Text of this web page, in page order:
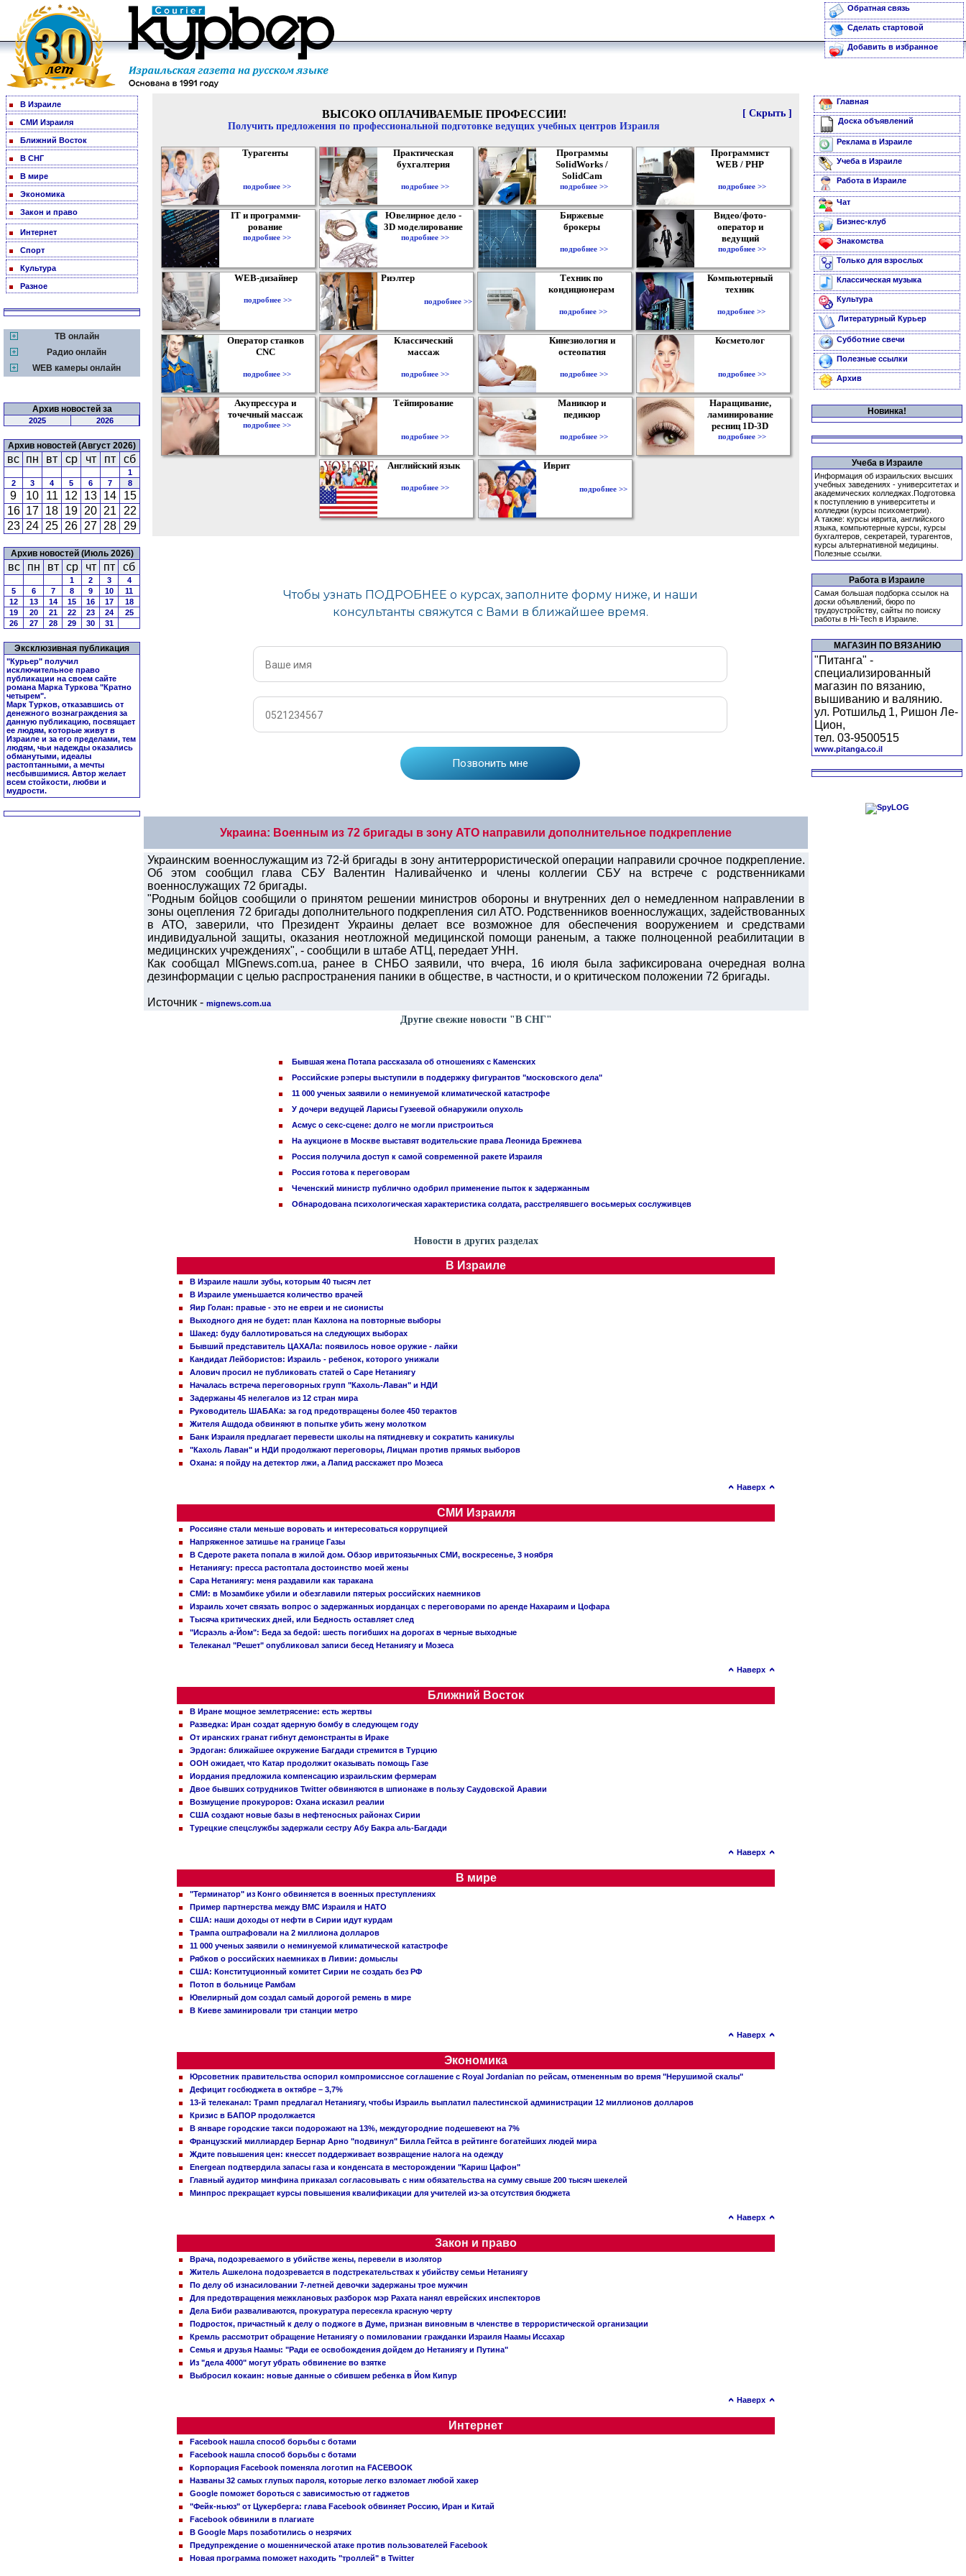
Обратная связь
Сделать стартовой
Добавить в избранное
В Израиле
СМИ Израиля
Ближний Восток
В СНГ
В мире
Экономика
Закон и право
Интернет
Спорт
Культура
Разное
ТВ онлайн
Радио онлайн
WEB камеры онлайн
Архив новостей за
2025 2026
Архив новостей (Август 2026)
вс пн вт ср чт пт сб
1
2
3 4 5 6 7 8
9 10 11 12 13 14
15
16 17 18 19 20 21
22
23 24 25 26 27 28 29
Архив новостей (Июль 2026)
вс пн вт ср чт пт сб
1 2 3
4
5
6 7 8 9 10
11
12
13 14 15 16 17
18
19
20 21 22 23 24
25
26
27 28 29 30 31
Эксклюзивная публикация
"Курьер" получил
исключительное право
публикации на своем сайте
романа Марка Туркова "Кратно
четырем".
Марк Турков, отказавшись от
денежного вознаграждения за
данную публикацию, посвящает
ее людям, которые живут в
Израиле и за его пределами, тем
людям, чьи надежды оказались
обманутыми, идеалы
растоптанными, а мечты
несбывшимися. Автор желает
всем стойкости, любви и
мудрости.
[ Скрыть ]
ВЫСОКО ОПЛАЧИВАЕМЫЕ ПРОФЕССИИ!
Получить предложения по профессиональной подготовке ведущих учебных центров Израиля
Турагенты
подробнее >>
Практическая
бухгалтерия
подробнее >>
Программы
SolidWorks /
SolidCam
подробнее >>
Программист
WEB / PHP
подробнее >>
IT и программи-
рование
подробнее >>
Ювелирное дело -
3D моделирование
подробнее >>
Биржевые
брокеры
подробнее >>
Видео/фото-
оператор и
ведущий
подробнее >>
WEB-дизайнер
подробнее >>
Риэлтер
подробнее >>
Техник по
кондиционерам
подробнее >>
Компьютерный
техник
подробнее >>
Оператор станков
CNC
подробнее >>
Классический
массаж
подробнее >>
Кинезиология и
остеопатия
подробнее >>
Косметолог
подробнее >>
Акупрессура и
точечный массаж
подробнее >>
Тейпирование
подробнее >>
Маникюр и
педикюр
подробнее >>
Наращивание,
ламинирование
ресниц 1D-3D
подробнее >>
Английский язык
подробнее >>
Иврит
подробнее >>
Украина: Военным из 72 бригады в зону АТО направили дополнительное подкрепление
Украинским военнослужащим из 72-й бригады в зону антитеррористической операции направили срочное подкрепление.
Об этом сообщил глава СБУ Валентин Наливайченко и члены коллегии СБУ на встрече с родственниками
военнослужащих 72 бригады.
"Родным бойцов сообщили о принятом решении министров обороны и внутренних дел о немедленном направлении в
зоны оцепления 72 бригады дополнительного подкрепления сил АТО. Родственников военнослужащих, задействованных
в АТО, заверили, что Президент Украины делает все возможное для обеспечения вооружением и средствами
индивидуальной защиты, оказания неотложной медицинской помощи раненым, а также полноценной реабилитации в
медицинских учреждениях", - сообщили в штабе АТЦ, передает УНН.
Как сообщал MIGnews.com.ua, ранее в СНБО заявили, что вчера, 16 июля была зафиксирована очередная волна
дезинформации с целью распространения паники в обществе, в частности, и о критическом положении 72 бригады.
Источник - mignews.com.ua
Другие свежие новости "В СНГ"
Бывшая жена Потапа рассказала об отношениях с Каменских
Российские рэперы выступили в поддержку фигурантов "московского дела"
11 000 ученых заявили о неминуемой климатической катастрофе
У дочери ведущей Ларисы Гузеевой обнаружили опухоль
Асмус о секс-сцене: долго не могли пристроиться
На аукционе в Москве выставят водительские права Леонида Брежнева
Россия получила доступ к самой современной ракете Израиля
Россия готова к переговорам
Чеченский министр публично одобрил применение пыток к задержанным
Обнародована психологическая характеристика солдата, расстрелявшего восьмерых сослуживцев
Новости в других разделах
В Израиле
В Израиле нашли зубы, которым 40 тысяч лет
В Израиле уменьшается количество врачей
Яир Голан: правые - это не евреи и не сионисты
Выходного дня не будет: план Кахлона на повторные выборы
Шакед: буду баллотироваться на следующих выборах
Бывший представитель ЦАХАЛа: появилось новое оружие - лайки
Кандидат Лейбористов: Израиль - ребенок, которого унижали
Алович просил не публиковать статей о Саре Нетаниягу
Началась встреча переговорных групп "Кахоль-Лаван" и НДИ
Задержаны 45 нелегалов из 12 стран мира
Руководитель ШАБАКа: за год предотвращены более 450 терактов
Жителя Ашдода обвиняют в попытке убить жену молотком
Банк Израиля предлагает перевести школы на пятидневку и сократить каникулы
"Кахоль Лаван" и НДИ продолжают переговоры, Лицман против прямых выборов
Охана: я пойду на детектор лжи, а Лапид расскажет про Мозеса
Наверх
СМИ Израиля
Россияне стали меньше воровать и интересоваться коррупцией
Напряженное затишье на границе Газы
В Сдероте ракета попала в жилой дом. Обзор ивритоязычных СМИ, воскресенье, 3 ноября
Нетаниягу: пресса растоптала достоинство моей жены
Сара Нетаниягу: меня раздавили как таракана
СМИ: в Мозамбике убили и обезглавили пятерых российских наемников
Израиль хочет связать вопрос о задержанных иорданцах с переговорами по аренде Нахараим и Цофара
Тысяча критических дней, или Бедность оставляет след
"Исраэль а-Йом": Беда за бедой: шесть погибших на дорогах в черные выходные
Телеканал "Решет" опубликовал записи бесед Нетаниягу и Мозеса
Наверх
Ближний Восток
В Иране мощное землетрясение: есть жертвы
Разведка: Иран создат ядерную бомбу в следующем году
От иранских гранат гибнут демонстранты в Ираке
Эрдоган: ближайшее окружение Багдади стремится в Турцию
ООН ожидает, что Катар продолжит оказывать помощь Газе
Иордания предложила компенсацию израильским фермерам
Двое бывших сотрудников Twitter обвиняются в шпионаже в пользу Саудовской Аравии
Возмущение прокуроров: Охана исказил реалии
США создают новые базы в нефтеносных районах Сирии
Турецкие спецслужбы задержали сестру Абу Бакра аль-Багдади
Наверх
В мире
"Терминатор" из Конго обвиняется в военных преступлениях
Пример партнерства между ВМС Израиля и НАТО
США: наши доходы от нефти в Сирии идут курдам
Трампа оштрафовали на 2 миллиона долларов
11 000 ученых заявили о неминуемой климатической катастрофе
Рябков о российских наемниках в Ливии: домыслы
США: Конституционный комитет Сирии не создать без РФ
Потоп в больнице Рамбам
Ювелирный дом создал самый дорогой ремень в мире
В Киеве заминировали три станции метро
Наверх
Экономика
Юрсоветник правительства оспорил компромиссное соглашение с Royal Jordanian по рейсам, отмененным во время "Нерушимой скалы"
Дефицит госбюджета в октябре – 3,7%
13-й телеканал: Трамп предлагал Нетаниягу, чтобы Израиль выплатил палестинской администрации 12 миллионов долларов
Кризис в БАПОР продолжается
В январе городские такси подорожают на 13%, междугородние подешевеют на 7%
Французский миллиардер Бернар Арно "подвинул" Билла Гейтса в рейтинге богатейших людей мира
Ждите повышения цен: кнессет поддерживает возвращение налога на одежду
Energean подтвердила запасы газа и конденсата в месторождении "Кариш Цафон"
Главный аудитор минфина приказал согласовывать с ним обязательства на сумму свыше 200 тысяч шекелей
Минпрос прекращает курсы повышения квалификации для учителей из-за отсутствия бюджета
Наверх
Закон и право
Врача, подозреваемого в убийстве жены, перевели в изолятор
Житель Ашкелона подозревается в подстрекательствах к убийству семьи Нетаниягу
По делу об изнасиловании 7-летней девочки задержаны трое мужчин
Для предотвращения межклановых разборок мэр Рахата нанял еврейских инспекторов
Дела Биби разваливаются, прокуратура пересекла красную черту
Подросток, причастный к делу о поджоге в Думе, признан виновным в членстве в террористической организации
Кремль рассмотрит обращение Нетаниягу о помиловании гражданки Израиля Наамы Иссахар
Семья и друзья Наамы: "Ради ее освобождения дойдем до Нетаниягу и Путина"
Из "дела 4000" могут убрать обвинение во взятке
Выбросил кокаин: новые данные о сбившем ребенка в Йом Кипур
Наверх
Интернет
Facebook нашла способ борьбы с ботами
Facebook нашла способ борьбы с ботами
Корпорация Facebook поменяла логотип на FACEBOOK
Названы 32 самых глупых пароля, которые легко взломает любой хакер
Google поможет бороться с зависимостью от гаджетов
"Фейк-ньюз" от Цукерберга: глава Facebook обвиняет Россию, Иран и Китай
Facebook обвинили в плагиате
В Google Maps позаботились о незрячих
Предупреждение о мошеннической атаке против пользователей Facebook
Новая программа поможет находить "троллей" в Twitter
Главная
Доска объявлений
Реклама в Израиле
Учеба в Израиле
Работа в Израиле
Чат
Бизнес-клуб
Знакомства
Только для взрослых
Классическая музыка
Культура
Литературный Курьер
Субботние свечи
Полезные ссылки
Архив
Новинка!
Учеба в Израиле
Информация об израильских высших
учебных заведениях - университетах и
академических колледжах.Подготовка
к поступлению в университеты и
колледжи (курсы психометрии).
А также: курсы иврита, английского
языка, компьютерные курсы, курсы
бухгалтеров, секретарей, турагентов,
курсы альтернативной медицины.
Полезные ссылки.
Работа в Израиле
Самая большая подборка ссылок на
доски объявлений, бюро по
трудоустройству, сайты по поиску
работы в Hi-Tech в Израиле.
МАГАЗИН ПО ВЯЗАНИЮ
"Питанга" -
специализированный
магазин по вязанию,
вышиванию и валянию.
ул. Ротшильд 1, Ришон Ле-
Цион,
тел. 03-9500515
www.pitanga.co.il